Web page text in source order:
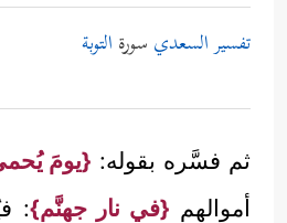
تفسير السعدي سورة التوبة
ثم فسَّره بقوله: {يومَ
أموالهم {في نار جهنَّم}: